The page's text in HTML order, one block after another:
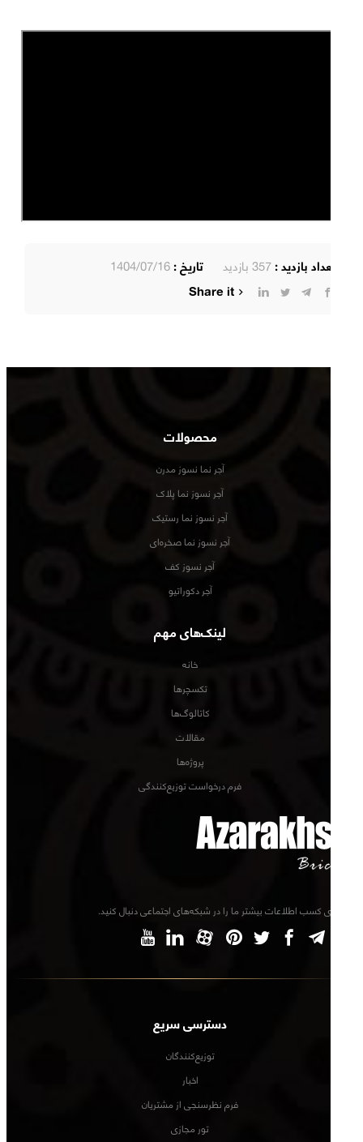
تعداد بازدید : تاریخ :1404/07/16
محصولات
آجر نما نسوز مدرن
آجر نسوز نما پلاک
آجر نسوز نما رستیک
آجر نسوز نما صخره‌ای
آجر نسوز کف
آجر دکوراتیو
لینک‌های مهم
خانه
تکسچرها
کاتالوگ‌ها
مقالات
پروژه‌ها
فرم درخواست توزیع‌کنندگی
برای کسب اطلاعات بیشتر ما را در شبکه‌های اجتماعی دنبال کنید.
دسترسی سریع
توزیع‌کنندگان
اخبار
فرم نظرسنجی از مشتریان
تور مجازی